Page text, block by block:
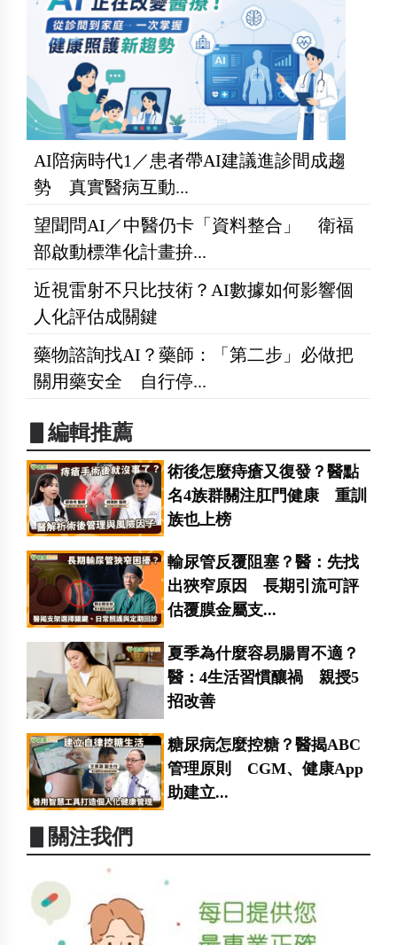
AI陪病時代1／患者帶AI建議進診間成趨
勢 真實醫病互動...
望聞問AI／中醫仍卡「資料整合」 衛福
部啟動標準化計畫拚...
近視雷射不只比技術？AI數據如何影響個
人化評估成關鍵
藥物諮詢找AI？藥師：「第二步」必做把
關用藥安全 自行停...
▋編輯推薦
術後怎麼痔瘡又復發？醫點
名4族群關注肛門健康 重訓
族也上榜
輸尿管反覆阻塞？醫：先找
出狹窄原因 長期引流可評
估覆膜金屬支...
夏季為什麼容易腸胃不適？
醫：4生活習慣釀禍 親授5
招改善
糖尿病怎麼控糖？醫揭ABC
管理原則 CGM、健康App
助建立...
▋關注我們